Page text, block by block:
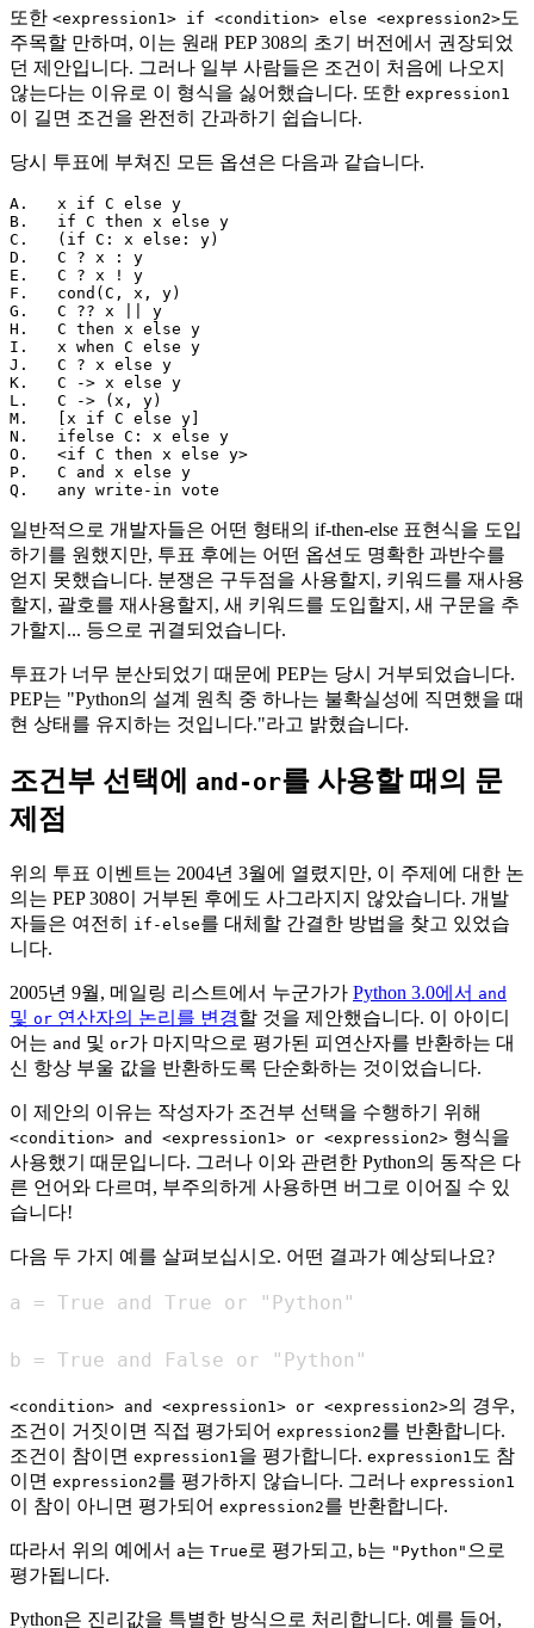
또한 <expression1> if <condition> else <expression2>도
주목할 만하며, 이는 원래 PEP 308의 초기 버전에서 권장되었
던 제안입니다. 그러나 일부 사람들은 조건이 처음에 나오지
않는다는 이유로 이 형식을 싫어했습니다. 또한 expression1
이 길면 조건을 완전히 간과하기 쉽습니다.
당시 투표에 부쳐진 모든 옵션은 다음과 같습니다.
A.   x if C else y
B.   if C then x else y
C.   (if C: x else: y)
D.   C ? x : y
E.   C ? x ! y
F.   cond(C, x, y)
G.   C ?? x || y
H.   C then x else y
I.   x when C else y
J.   C ? x else y
K.   C -> x else y
L.   C -> (x, y)
M.   [x if C else y]
N.   ifelse C: x else y
O.   <if C then x else y>
P.   C and x else y
일반적으로 개발자들은 어떤 형태의 if-then-else 표현식을 도입
하기를 원했지만, 투표 후에는 어떤 옵션도 명확한 과반수를
얻지 못했습니다. 분쟁은 구두점을 사용할지, 키워드를 재사용
할지, 괄호를 재사용할지, 새 키워드를 도입할지, 새 구문을 추
가할지... 등으로 귀결되었습니다.
투표가 너무 분산되었기 때문에 PEP는 당시 거부되었습니다.
PEP는 "Python의 설계 원칙 중 하나는 불확실성에 직면했을 때
현 상태를 유지하는 것입니다."라고 밝혔습니다.
조건부 선택에 and-or를 사용할 때의 문
제점
위의 투표 이벤트는 2004년 3월에 열렸지만, 이 주제에 대한 논
의는 PEP 308이 거부된 후에도 사그라지지 않았습니다. 개발
자들은 여전히
if-else를 대체할 간결한 방법을 찾고 있었습
니다.
2005년 9월, 메일링 리스트에서 누군가가 Python 3.0에서 and
및 or 연산자의 논리를 변경할 것을 제안했습니다. 이 아이디
어는 and 및 or가 마지막으로 평가된 피연산자를 반환하는 대
신 항상 부울 값을 반환하도록 단순화하는 것이었습니다.
이 제안의 이유는 작성자가 조건부 선택을 수행하기 위해
<condition> and <expression1> or <expression2> 형식을
사용했기 때문입니다. 그러나 이와 관련한 Python의 동작은 다
른 언어와 다르며, 부주의하게 사용하면 버그로 이어질 수 있
습니다!
다음 두 가지 예를 살펴보십시오. 어떤 결과가 예상되나요?
b = True and False or "Python"
<condition> and <expression1> or <expression2>의 경우,
조건이 거짓이면 직접 평가되어 expression2를 반환합니다.
조건이 참이면 expression1 을 평가합니다. expression1 도 참
이면 expression2를 평가하지 않습니다. 그러나 expression1
이 참이 아니면 평가되어 expression2를 반환합니다.
따라서 위의 예에서 a는 True 로 평가되고, b는 "Python" 으로
평가됩니다.
Python은 진리값을 특별한 방식으로 처리합니다. 예를 들어,